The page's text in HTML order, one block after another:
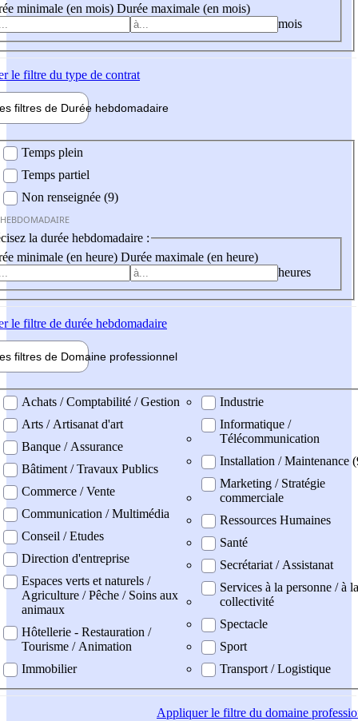
minimale (en mois) Durée maximale (en mois)
mois
le filtre du type de contrat
filtres de Durée hebdomadaire
Temps plein
Temps partiel
Non renseignée (9)
la durée hebdomadaire :
minimale (en heure) Durée maximale (en heure)
heures
le filtre de durée hebdomadaire
filtres de Domaine professionnel
professionel
Achats / Comptabilité / Gestion
Arts / Artisanat d'art
Banque / Assurance
Bâtiment / Travaux Publics
Commerce / Vente
Communication / Multimédia
Conseil / Etudes
Direction d'entreprise
Espaces verts et naturels /
Agriculture / Pêche / Soins aux
animaux
Hôtellerie - Restauration /
Tourisme / Animation
Immobilier
Industrie
Informatique /
Télécommunication
Installation / Maintenance
Marketing / Stratégie
commerciale
Ressources Humaines
Santé
Secrétariat / Assistanat
Services à la personne / à la
collectivité
Spectacle
Sport
Transport / Logistique
Appliquerle filtre du domaine